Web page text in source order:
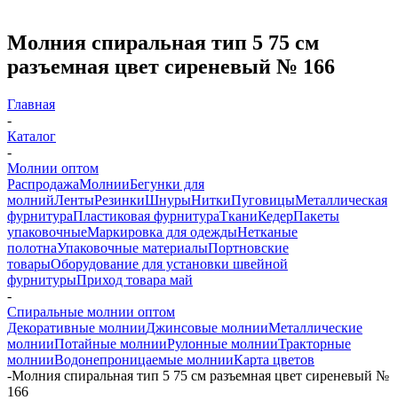
Молния спиральная тип 5 75 см
разъемная цвет сиреневый № 166
Главная
-
Каталог
-
Молнии оптом
РаспродажаМолнииБегунки для
молнийЛентыРезинкиШнурыНиткиПуговицыМеталлическая
фурнитураПластиковая фурнитураТканиКедерПакеты
упаковочныеМаркировка для одеждыНетканые
полотнаУпаковочные материалыПортновские
товарыОборудование для установки швейной
фурнитурыПриход товара май
-
Спиральные молнии оптом
Декоративные молнииДжинсовые молнииМеталлические
молнииПотайные молнииРулонные молнииТракторные
молнииВодонепроницаемые молнииКарта цветов
-Молния спиральная тип 5 75 см разъемная цвет сиреневый №
166